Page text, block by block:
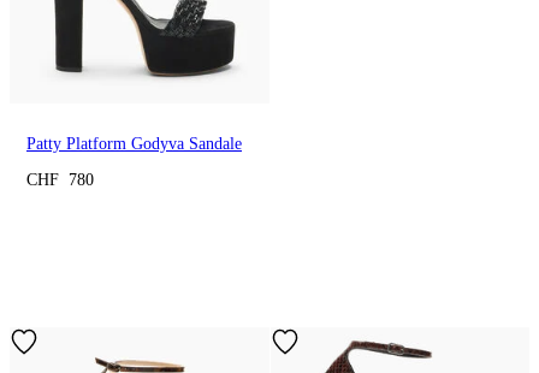
Patty Platform Godyva Sandale
CHF 780